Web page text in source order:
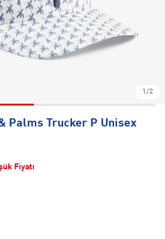
1/2
Palms Trucker P Unisex
Fiyatı